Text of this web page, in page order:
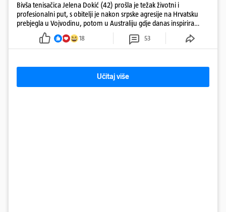
Bivša tenisačica Jelena Dokić (42) prošla je težak životni i
profesionalni put, s obitelji je nakon srpske agresije na Hrvatsku
prebjegla u Vojvodinu, potom u Australiju gdje danas inspirira
18 53
Učitaj više